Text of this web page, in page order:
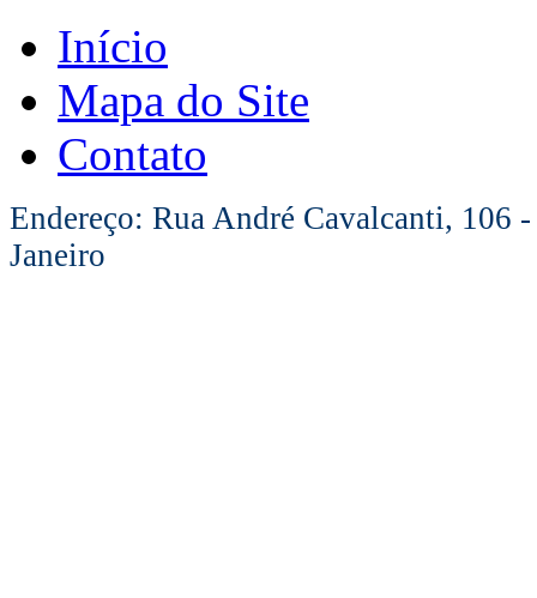
Início
Mapa do Site
Contato
Endereço: Rua André Cavalcanti, 106
Janeiro